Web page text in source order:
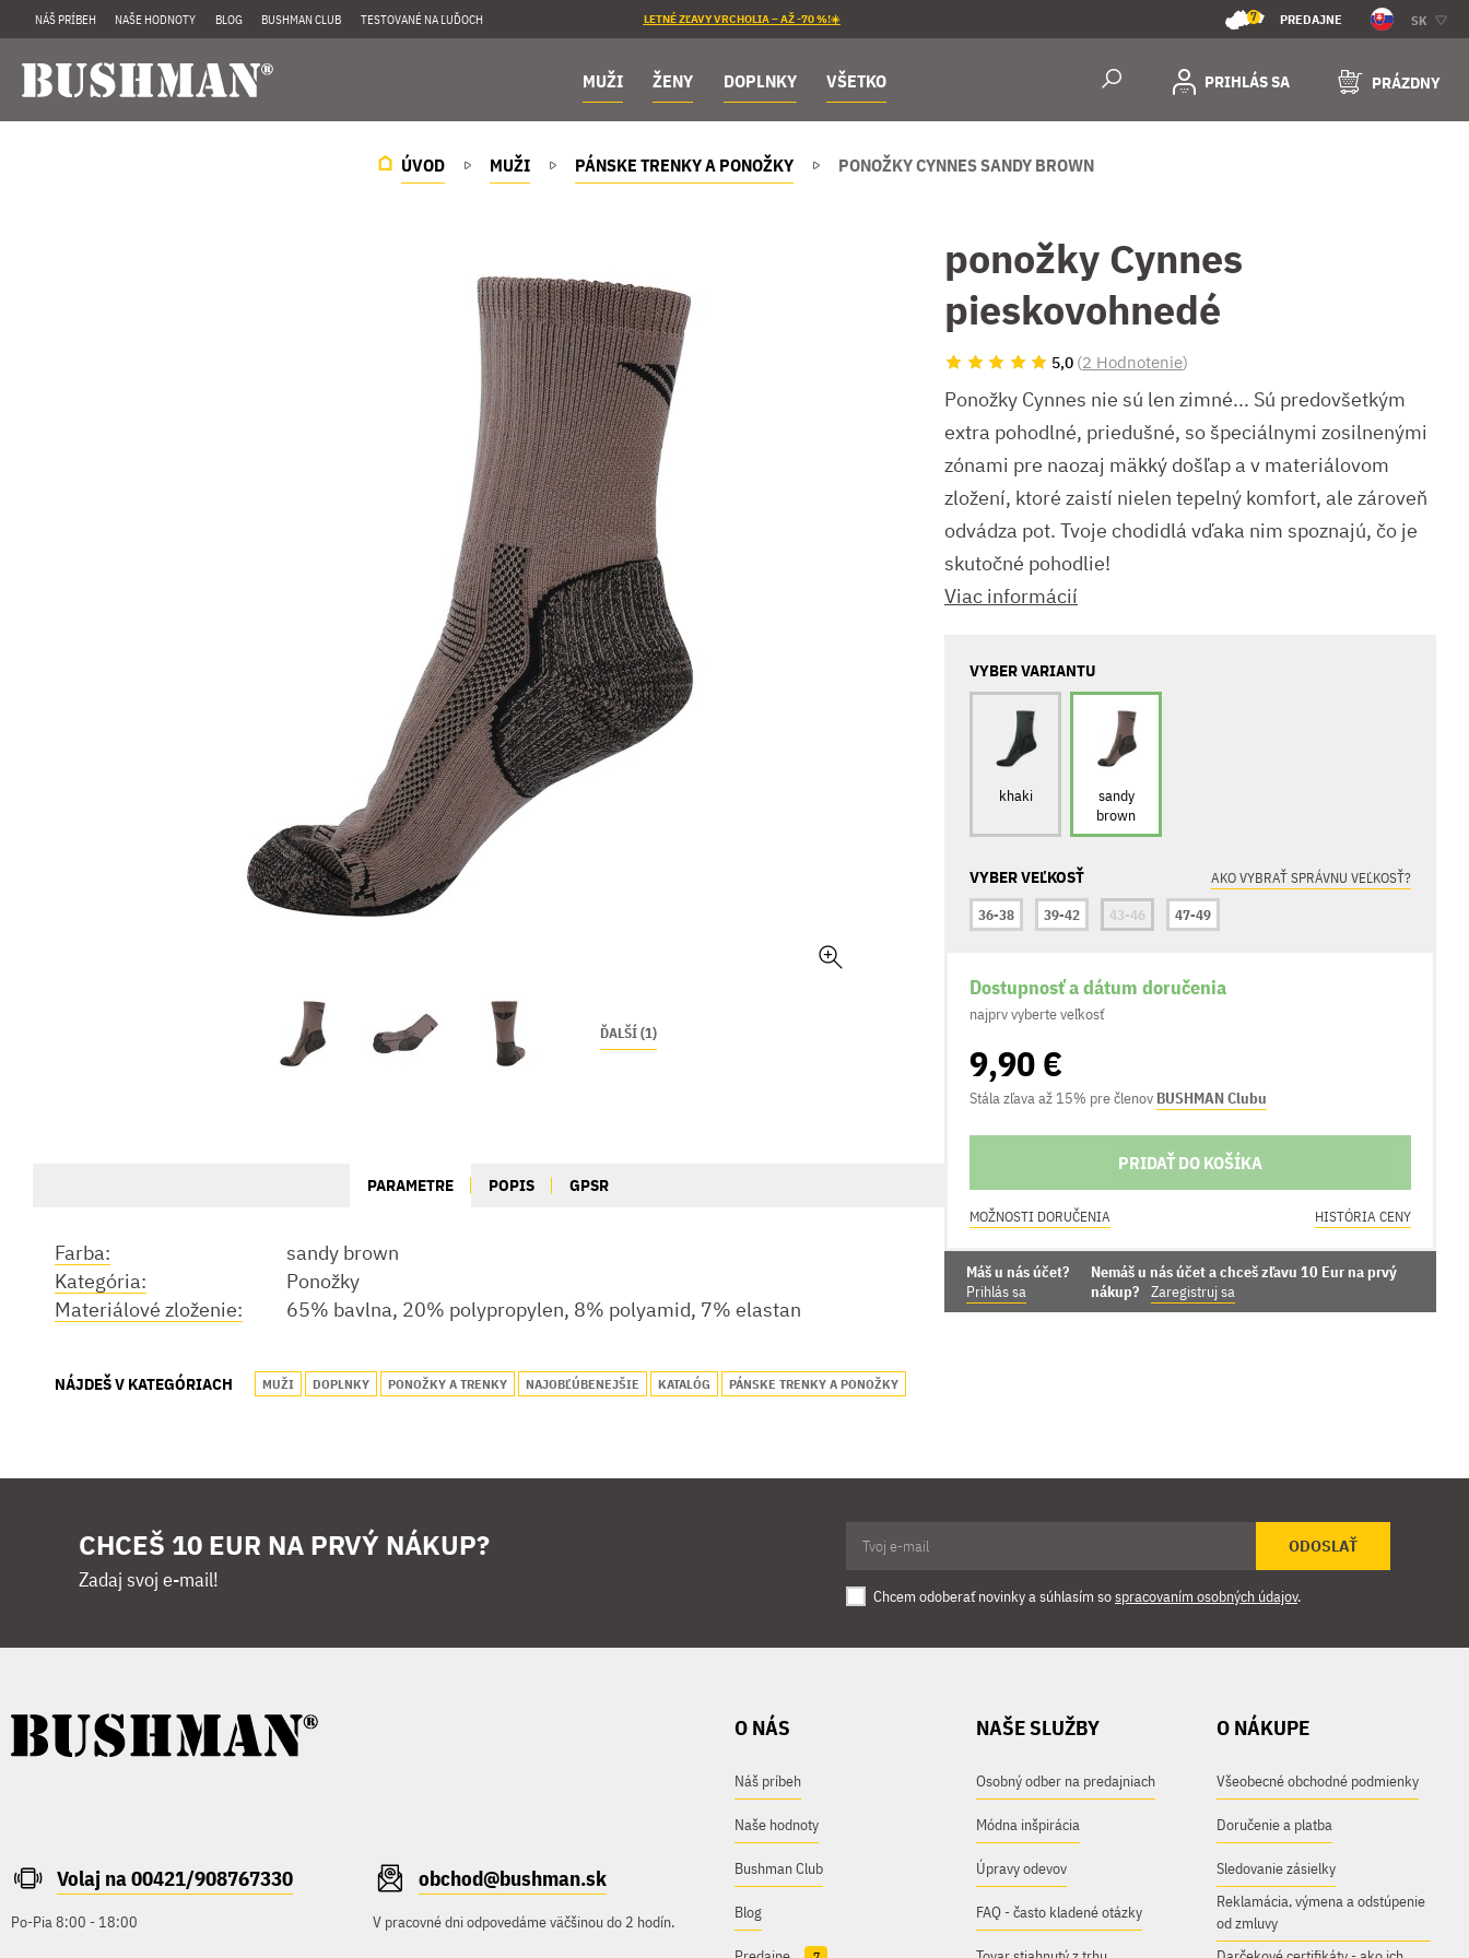
NÁŠ PRÍBEH NAŠE HODNOTY BLOG BUSHMAN CLUB TESTOVANÉ NA ĽUĎOCH LETNÉ ZĽAVY VRCHOLIA – AŽ -70 %!☀️ 7 PREDAJNE SK
MUŽI ŽENY DOPLNKY VŠETKO PRIHLÁS SA PRÁZDNY
ÚVOD MUŽI PÁNSKE TRENKY A PONOŽKY PONOŽKY CYNNES SANDY BROWN
ĎALŠÍ (1)
ponožky Cynnes
pieskovohnedé
5,0 (2 Hodnotenie)
Ponožky Cynnes nie sú len zimné... Sú predovšetkým
extra pohodlné, priedušné, so špeciálnymi zosilnenými
zónami pre naozaj mäkký došľap a v materiálovom
zložení, ktoré zaistí nielen tepelný komfort, ale zároveň
odvádza pot. Tvoje chodidlá vďaka nim spoznajú, čo je
skutočné pohodlie!
Viac informácií
VYBER VARIANTU
khaki
sandy
brown
VYBER VEĽKOSŤ
AKO VYBRAŤ SPRÁVNU VEĽKOSŤ?
36-38
39-42 43-46 47-49
Dostupnosť a dátum doručenia
najprv vyberte veľkosť
9,90 €
Stála zľava až 15% pre členov BUSHMAN Clubu
PRIDAŤ DO KOŠÍKA
MOŽNOSTI DORUČENIA HISTÓRIA CENY
Máš u nás účet?
Prihlás sa
Nemáš u nás účet a chceš zľavu 10 Eur na prvý
nákup?
Zaregistruj sa
PARAMETRE POPIS GPSR
Farba:
sandy brown
Kategória:
Ponožky
Materiálové zloženie:
65% bavlna, 20% polypropylen, 8% polyamid, 7% elastan
NÁJDEŠ V KATEGÓRIACH MUŽI DOPLNKY PONOŽKY A TRENKY NAJOBĽÚBENEJŠIE KATALÓG PÁNSKE TRENKY A PONOŽKY
CHCEŠ 10 EUR NA PRVÝ NÁKUP?
Zadaj svoj e-mail!
ODOSLAŤ
Chcem odoberať novinky a súhlasím sospracovaním osobných údajov.
Volaj na 00421/908767330
Po-Pia 8:00 - 18:00
obchod@bushman.sk
V pracovné dni odpovedáme väčšinou do 2 hodín.
O NÁS
Náš príbeh
Naše hodnoty
Bushman Club
Blog
NAŠE SLUŽBY
Osobný odber na predajniach
Módna inšpirácia
Úpravy odevov
FAQ - často kladené otázky
O NÁKUPE
Všeobecné obchodné podmienky
Doručenie a platba
Sledovanie zásielky
Reklamácia, výmena a odstúpenie
od zmluvy